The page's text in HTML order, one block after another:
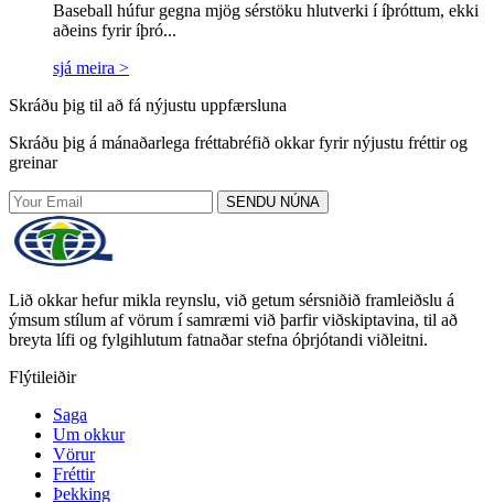
Baseball húfur gegna mjög sérstöku hlutverki í íþróttum, ekki
aðeins fyrir íþró...
sjá meira >
Skráðu þig til að fá nýjustu uppfærsluna
Skráðu þig á mánaðarlega fréttabréfið okkar fyrir nýjustu fréttir og
greinar
SENDU NÚNA
Lið okkar hefur mikla reynslu, við getum sérsniðið framleiðslu á
ýmsum stílum af vörum í samræmi við þarfir viðskiptavina, til að
breyta lífi og fylgihlutum fatnaðar stefna óþrjótandi viðleitni.
Flýtileiðir
Saga
Um okkur
Vörur
Fréttir
Þekking